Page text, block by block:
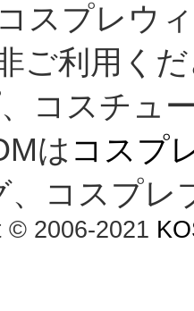
スプレウ
ご利用く
コスチュ
は コスプ
、コスプレ
© 2006-2021